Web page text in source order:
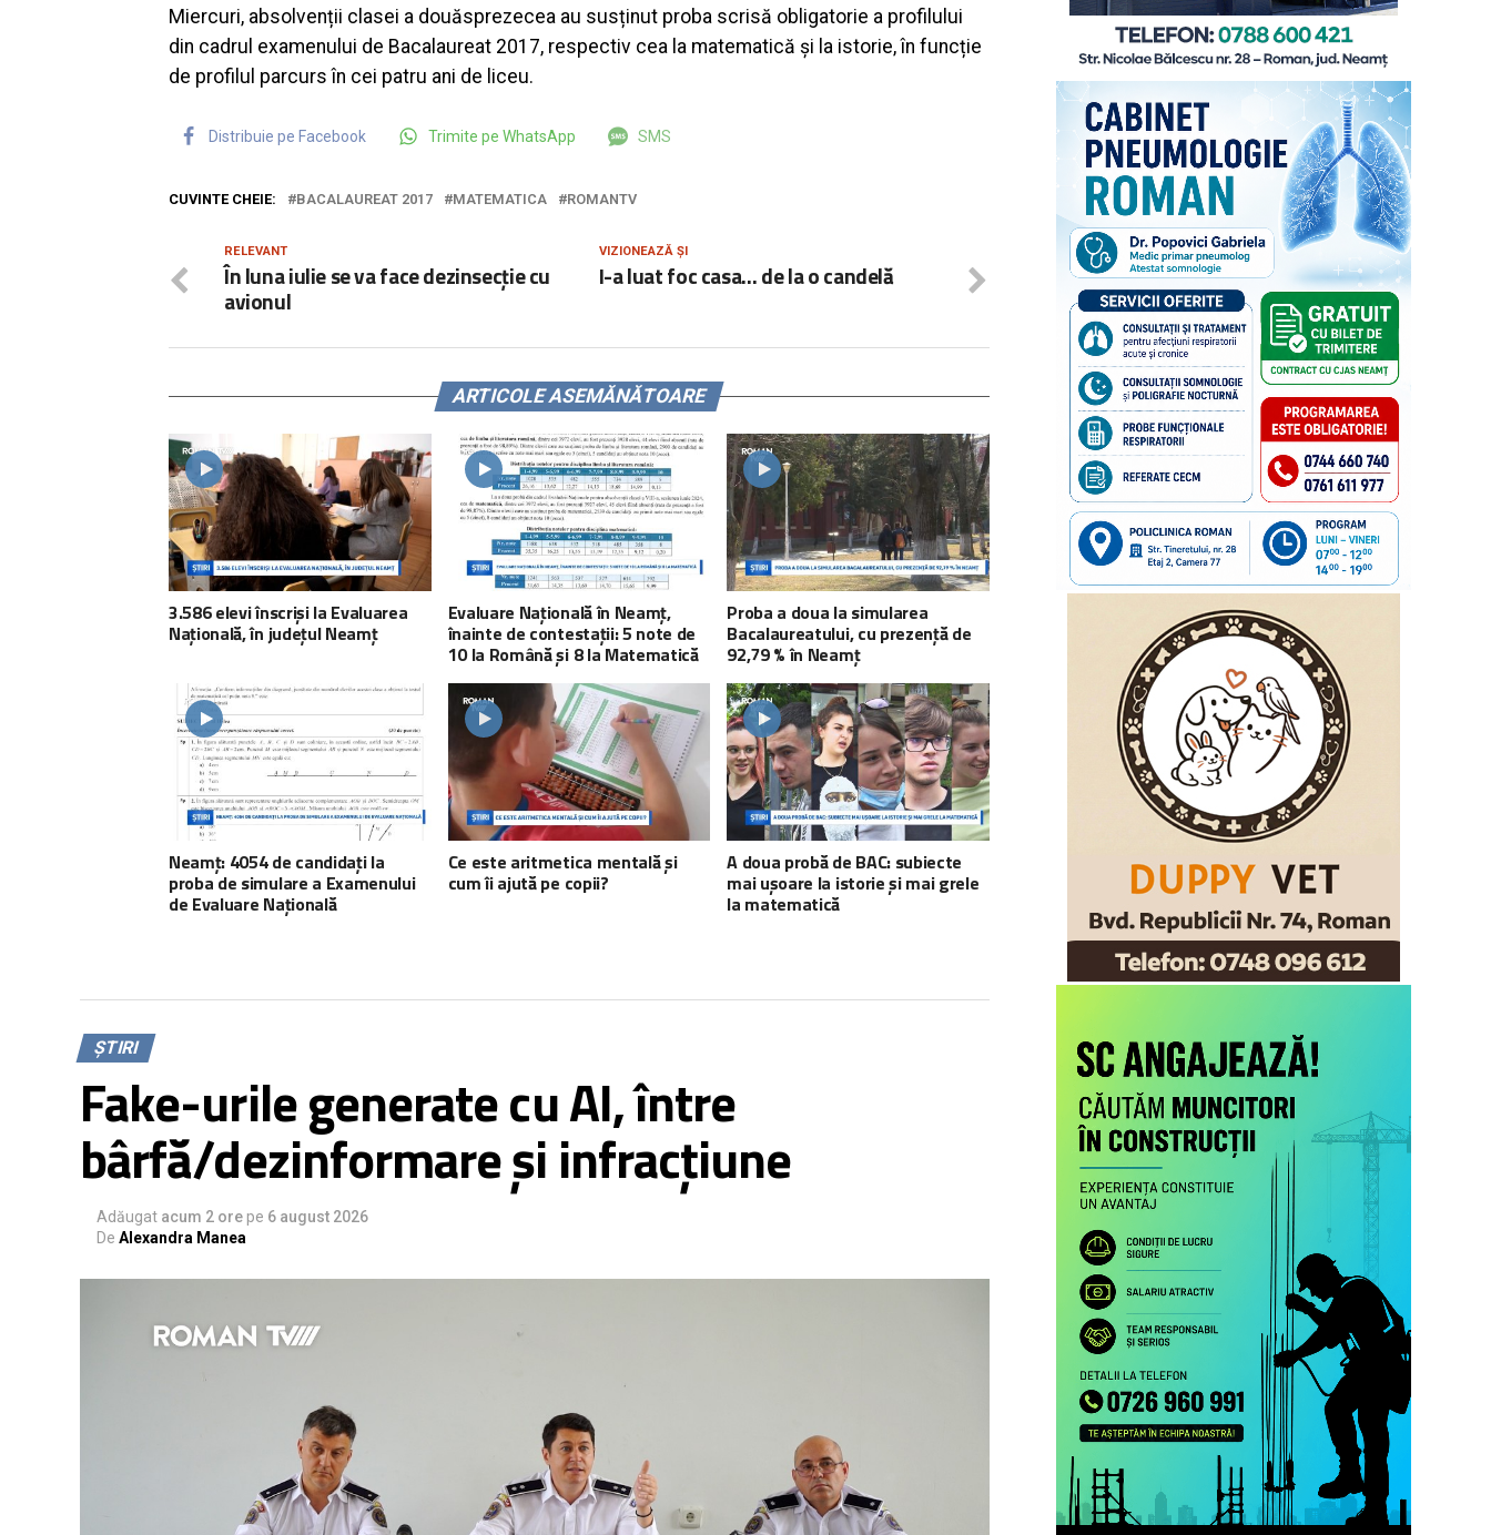
Miercuri, absolvenții clasei a douăsprezecea au susținut proba scrisă obligatorie a profilului
din cadrul examenului de Bacalaureat 2017, respectiv cea la matematică și la istorie, în funcție
de profilul parcurs în cei patru ani de liceu.
Distribuie pe Facebook Trimite pe WhatsApp SMS
CUVINTE CHEIE: BACALAUREAT 2017 MATEMATICA ROMANTV
VIZIONEAZĂ ȘI
I-a luat foc casa… de la o candelă
RELEVANT
În luna iulie se va face dezinsecție cu
avionul
ARTICOLE ASEMĂNĂTOARE
3.586 elevi înscriși la Evaluarea
Națională, în județul Neamț
Evaluare Națională în Neamț,
înainte de contestații: 5 note de
10 la Română și 8 la Matematică
Proba a doua la simularea
Bacalaureatului, cu prezență de
92,79 % în Neamț
Neamț: 4054 de candidați la
proba de simulare a Examenului
de Evaluare Națională
Ce este aritmetica mentală și
cum îi ajută pe copii?
A doua probă de BAC: subiecte
mai ușoare la istorie și mai grele
la matematică
ȘTIRI
Fake-urile generate cu AI, între
bârfă/dezinformare și infracțiune
Adăugat acum 2 ore pe 6 august 2026
De Alexandra Manea